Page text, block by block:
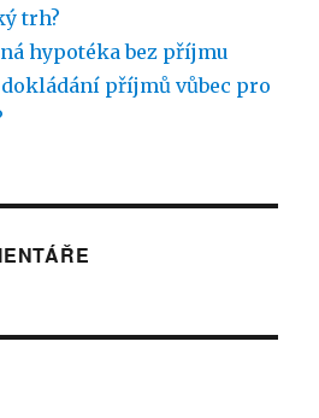
trh?
hypotéka bez příjmu
dokládání příjmů vůbec pro